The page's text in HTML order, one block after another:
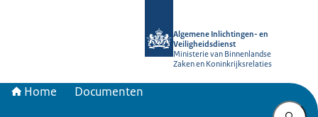
Algemene Inlichtingen- en
Veiligheidsdienst
Ministerie van Binnenlandse
Zaken en Koninkrijksrelaties
Home Documenten